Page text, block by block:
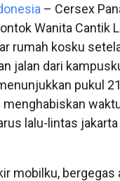
– Cersex
Wanita Cantik
rumah kosku
jalan dari
pukul
menghabiskan
lalu-lintas
mobilku, bergegas